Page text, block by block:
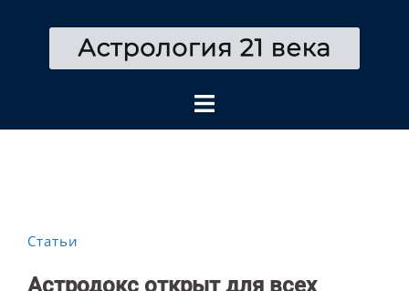
содержимому
Статьи
Астродокс открыт для всех